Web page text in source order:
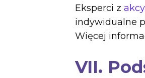
Eksperci z
indywidualne
Więcej
VII.